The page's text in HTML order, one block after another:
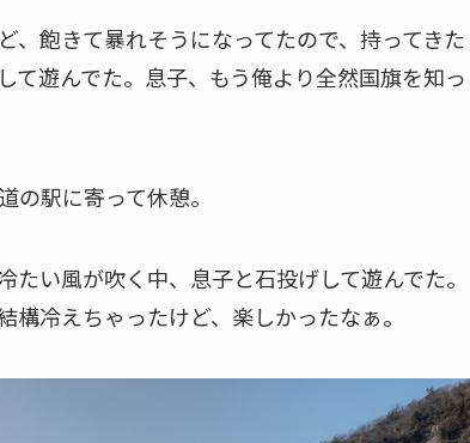
、飽きて暴れそうになってたので、持ってきた
て遊んでた。息子、もう俺より全然国旗を知っ
の駅に寄って休憩。
たい風が吹く中、息子と石投げして遊んでた。
構冷えちゃったけど、楽しかったなぁ。